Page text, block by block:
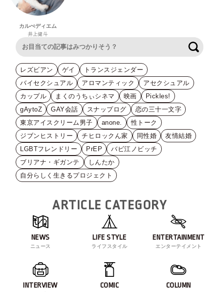
カルぺディエム
井上健斗
レズビアン ゲイ
トランスジェンダー
バイセクシュアル
アロマンティック
アセクシュアル
カップル
まくのうちぃシネマ 映画
Pickles!
gAytoZ
GAY会話 スナップログ
恋の三十一文字
東京アイスクリーム男子
anone.
性トーク
ジブンヒストリー
チヒロックん家 同性婚
友情結婚
LGBTフレンドリー
PrEP
バビ江ノビッチ
ブリアナ・ギガンテ
しんたか
自分らしく生きるプロジェクト
ARTICLE CATEGORY
NEWS
ニュース
LIFE STYLE
ライフスタイル
ENTERTAINMENT
エンターテイメント
INTERVIEW COMIC COLUMN